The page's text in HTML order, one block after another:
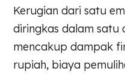
Kerugian dari satu
diringkas dalam
mencakup dampak
rupiah, biaya